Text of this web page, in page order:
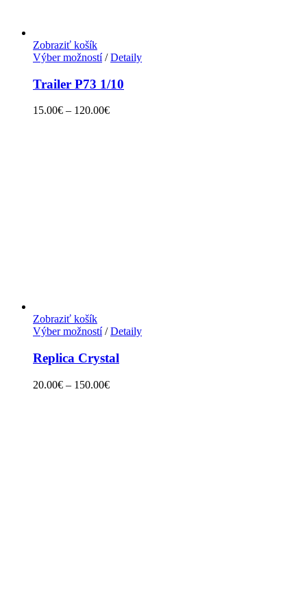
Zobraziť košík
Výber možností/ Detaily
Trailer P73 1/10
15.00€ – 120.00€
Zobraziť košík
Výber možností/ Detaily
Replica Crystal
20.00€ – 150.00€